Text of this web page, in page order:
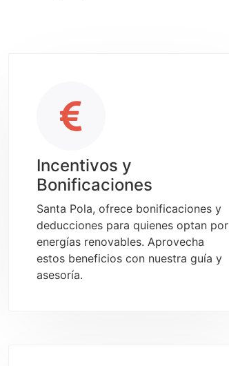
Incentivos y
Bonificaciones
Santa Pola, ofrece bonificaciones y
deducciones para quienes optan por
energías renovables. Aprovecha
estos beneficios con nuestra guía y
asesoría.